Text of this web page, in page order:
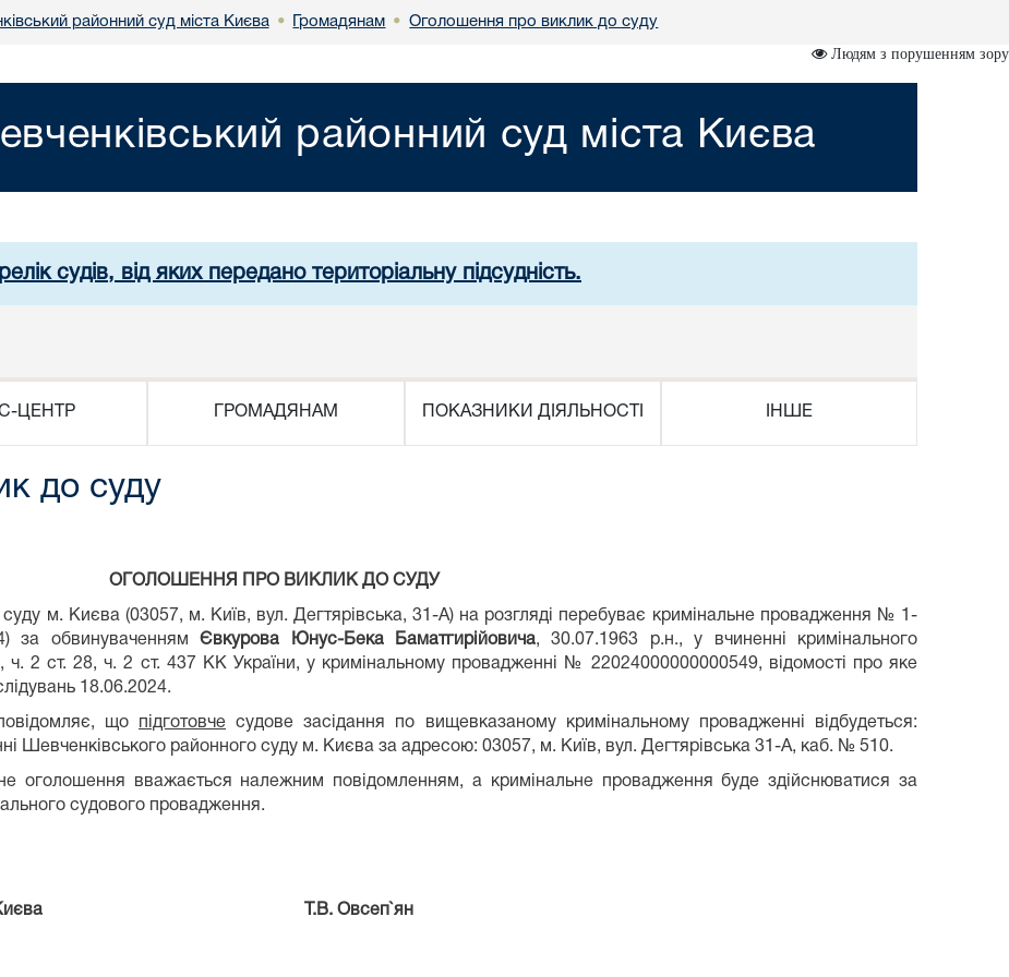
районний суд міста Києва • Громадянам • Оголошення про виклик до суду
Людям з порушенням зору
районний суд міста Києва
судів, від яких передано територіальну підсудність.
ЦЕНТР ГРОМАДЯНАМ ПОКАЗНИКИ ДІЯЛЬНОСТІ ІНШЕ
до суду
ОГОЛОШЕННЯ ПРО ВИКЛИК ДО СУДУ
м. Києва (03057, м. Київ, вул. Дегтярівська, 31-А) на розгляді перебуває кримінальне провадження № 1-
за обвинуваченнямЄвкурова Юнус-Бека Баматгирійовича, 30.07.1963 р.н., у вчиненні кримінального
2 ст. 28, ч. 2 ст. 437 КК України, у кримінальному провадженні № 22024000000000549, відомості про яке
18.06.2024.
що підготовче судове засідання по вищевказаному кримінальному провадженні відбудеться:
Шевченківського районного суду м. Києва за адресою: 03057, м. Київ, вул. Дегтярівська 31-А, каб. № 510.
оголошення вважається належним повідомленням, а кримінальне провадження буде здійснюватися за
судового провадження.
м. Києва Т.В. Овсеп`ян